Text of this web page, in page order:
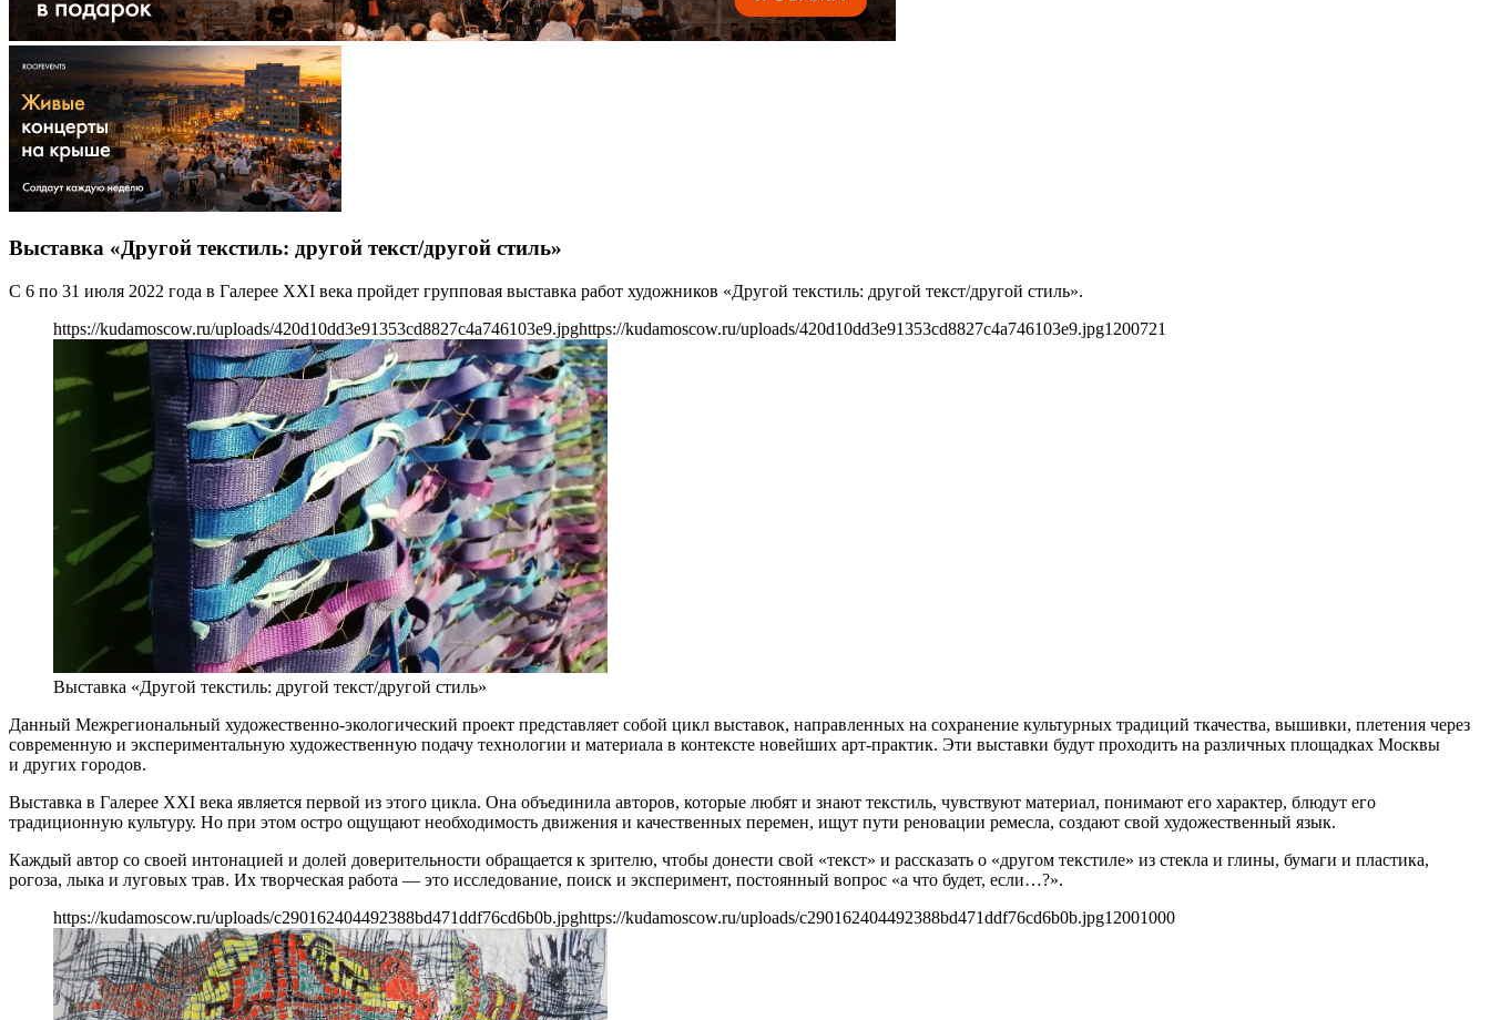
Выставка «Другой текстиль: другой текст/другой стиль»
С 6 по 31 июля 2022 года в Галерее XXI века пройдет групповая выставка работ художников «Другой текстиль: другой текст/другой стиль».
https://kudamoscow.ru/uploads/420d10dd3e91353cd8827c4a746103e9.jpghttps://kudamoscow.ru/uploads/420d10dd3e91353cd8827c4a746103e9.jpg1200721
Выставка «Другой текстиль: другой текст/другой стиль»
Данный Межрегиональный художественно-экологический проект представляет собой цикл выставок, направленных на сохранение культурных традиций ткачества, вышивки, плетения через
современную и экспериментальную художественную подачу технологии и материала в контексте новейших арт-практик. Эти выставки будут проходить на различных площадках Москвы
и других городов.
Выставка в Галерее XXI века является первой из этого цикла. Она объединила авторов, которые любят и знают текстиль, чувствуют материал, понимают его характер, блюдут его
традиционную культуру. Но при этом остро ощущают необходимость движения и качественных перемен, ищут пути реновации ремесла, создают свой художественный язык.
Каждый автор со своей интонацией и долей доверительности обращается к зрителю, чтобы донести свой «текст» и рассказать о «другом текстиле» из стекла и глины, бумаги и пластика,
рогоза, лыка и луговых трав. Их творческая работа — это исследование, поиск и эксперимент, постоянный вопрос «а что будет, если…?».
https://kudamoscow.ru/uploads/c290162404492388bd471ddf76cd6b0b.jpghttps://kudamoscow.ru/uploads/c290162404492388bd471ddf76cd6b0b.jpg12001000